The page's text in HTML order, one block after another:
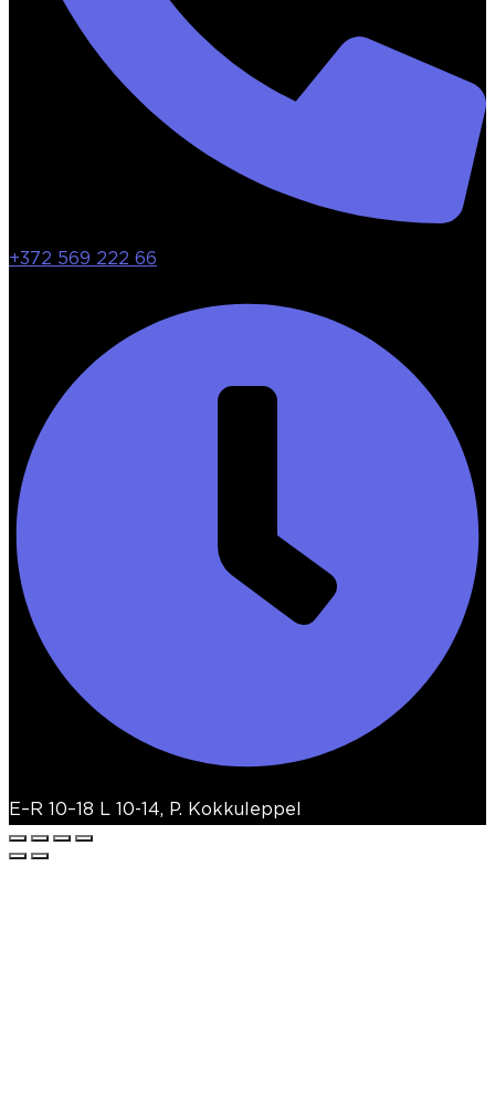
+372 569 222 66
E–R 10–18 L 10-14, P. Kokkuleppel